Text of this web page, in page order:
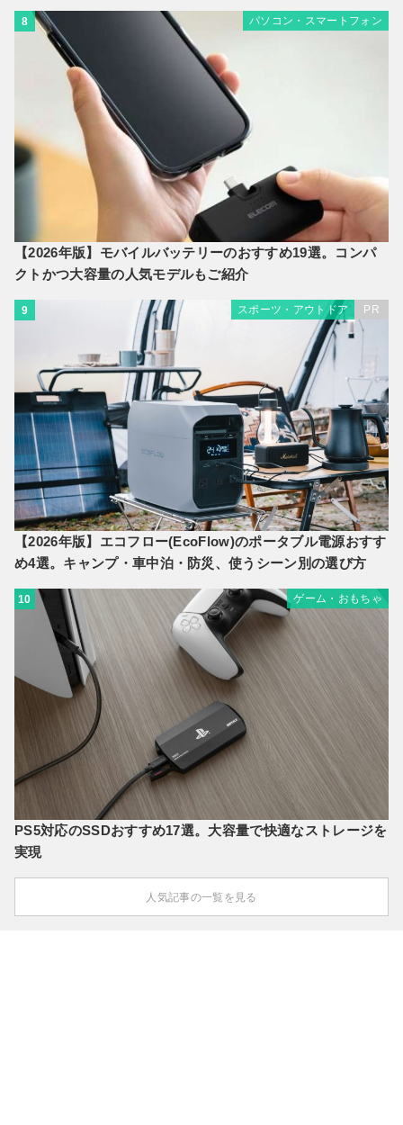
8 パソコン・スマートフォン
【2026年版】モバイルバッテリーのおすすめ19選。コンパ
クトかつ大容量の人気モデルもご紹介
9 スポーツ・アウトドア PR
【2026年版】エコフロー(EcoFlow)のポータブル電源おすす
め4選。キャンプ・車中泊・防災、使うシーン別の選び方
10 ゲーム・おもちゃ
PS5対応のSSDおすすめ17選。大容量で快適なストレージを
実現
人気記事の一覧を見る